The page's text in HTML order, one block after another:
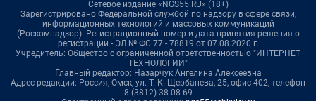
Сетевое издание «NGS55.RU» (18+)
Зарегистрировано Федеральной службой по надзору в сфере связи,
информационных технологий и массовых коммуникаций
(Роскомнадзор). Регистрационный номер и дата принятия решения о
регистрации - ЭЛ № ФС 77 - 78819 от 07.08.2020 г.
Учредитель: Общество с ограниченной ответственностью "ИНТЕРНЕТ
ТЕХНОЛОГИИ"
Главный редактор: Назарчук Ангелина Алексеевна
Адрес редакции: Россия, Омск, ул. Т. К. Щербанева, 25, офис 402, телефон
8 (3812) 38-08-69